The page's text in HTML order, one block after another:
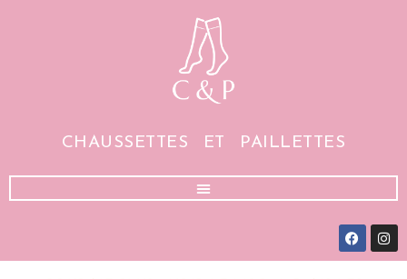
CHAUSSETTES ET PAILLETTES